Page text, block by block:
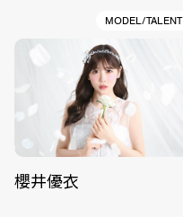
MODEL/TALENT
櫻井優衣